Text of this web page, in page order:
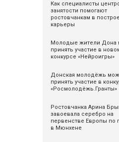
Как специалисты
занятости помогают
ростовчанкам в
карьеры
Молодые жители Дона
принять участие в
конкурсе «Нейроигры»
Донская молодёжь
принять участие в
«Росмолодёжь.Гранты»
Ростовчанка Арина
завоевала серебро на
первенстве Европы по
в Мюнхене